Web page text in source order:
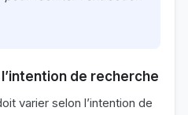
de recherche
varier selon l’intention de